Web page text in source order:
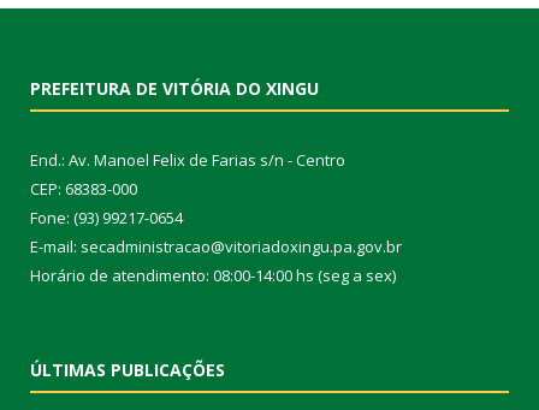
PREFEITURA DE VITÓRIA DO XINGU
End.: Av. Manoel Felix de Farias s/n - Centro
CEP: 68383-000
Fone: (93) 99217-0654
E-mail: secadministracao@vitoriadoxingu.pa.gov.br
Horário de atendimento: 08:00-14:00 hs (seg a sex)
ÚLTIMAS PUBLICAÇÕES